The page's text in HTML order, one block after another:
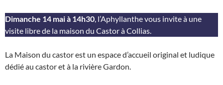
Dimanche 14 mai à 14h30, l’Aphyllanthe vous invite à une
visite libre de la maison du Castor à Collias.
La Maison du castor est un espace d’accueil original et ludique
dédié au castor et à la rivière Gardon.